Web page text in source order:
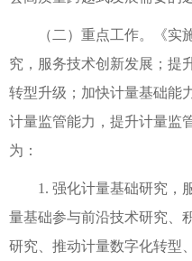
（二）重点工作。《实施
究，服务技术创新发展；提
转型升级；加快计量基础能
计量监管能力，提升计量监
为：
1. 强化计量基础研究，
量基础参与前沿技术研究、
研究、推动计量数字化转型